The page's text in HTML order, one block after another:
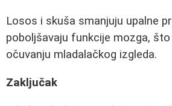
Losos i skuša smanjuju upalne
poboljšavaju funkcije mozga,
očuvanju mladalačkog izgleda.
Zaključak